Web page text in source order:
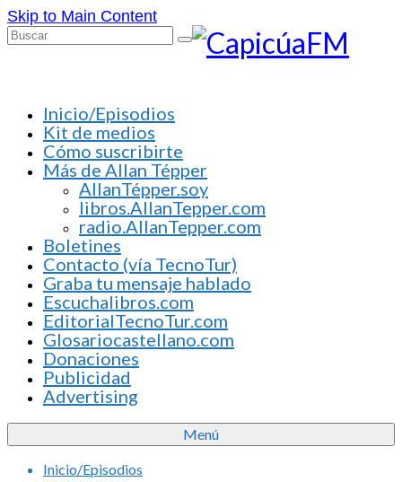
Skip to Main Content
Buscar
Inicio/Episodios
Kit de medios
Cómo suscribirte
Más de Allan Tépper
AllanTépper.soy
libros.AllanTepper.com
radio.AllanTepper.com
Boletines
Contacto (vía TecnoTur)
Graba tu mensaje hablado
Escuchalibros.com
EditorialTecnoTur.com
Glosariocastellano.com
Donaciones
Publicidad
Advertising
Menú
Inicio/Episodios